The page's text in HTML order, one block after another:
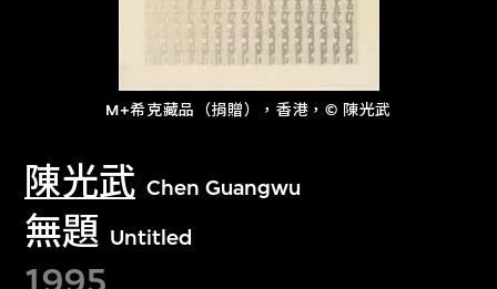
M+希克藏品（捐贈），香港，© 陳光武
陳光武 Chen Guangwu
無題 Untitled